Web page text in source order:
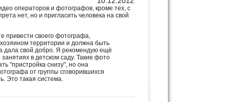
операторов и фотографов, кроме тех, с
нет, но и пригласить человека на свой
привести своего фотографа,
территории и должна быть
дала свой добро. Я рекомендую ещё
в детском саду. Такие фото
"пристройка снизу", но она
от группы сговорившихся
Это такая система.